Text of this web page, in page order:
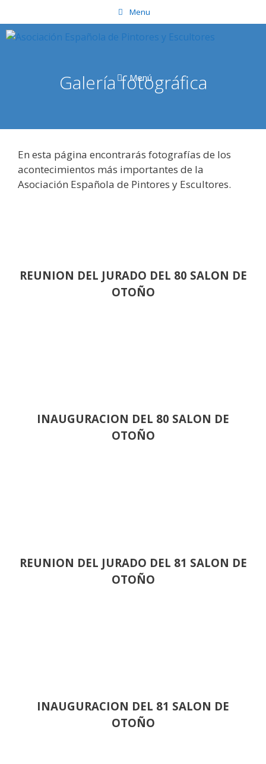
al
contenido
Menu
Menú
Galería fotográfica
En esta página encontrarás fotografías de los
acontecimientos más importantes de la
Asociación Española de Pintores y Escultores.
REUNION DEL JURADO DEL 80 SALON DE
OTOÑO
INAUGURACION DEL 80 SALON DE
OTOÑO
REUNION DEL JURADO DEL 81 SALON DE
OTOÑO
INAUGURACION DEL 81 SALON DE
OTOÑO